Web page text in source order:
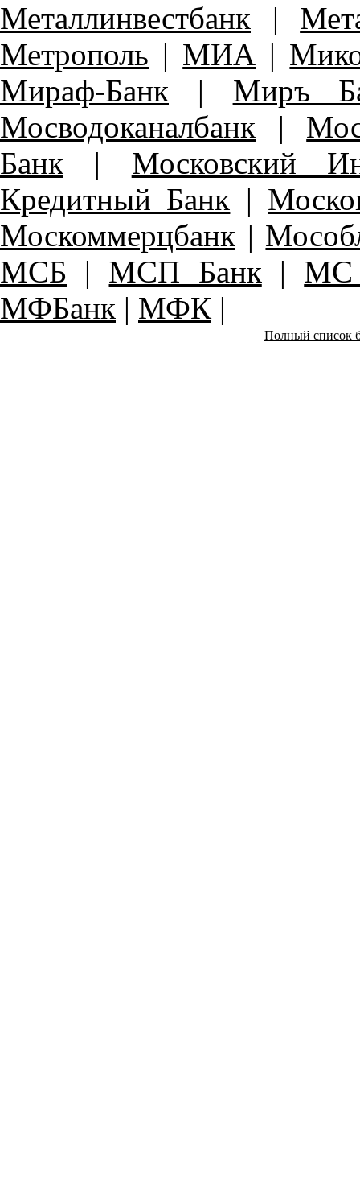
Металлинвестбанк |
Метрополь | МИА |
Мираф-Банк | Миръ
Мосводоканалбанк |
Банк | Московский
Кредитный Банк |
Москоммерцбанк |
МСБ | МСП Банк | МС
МФБанк | МФК |
Полный список